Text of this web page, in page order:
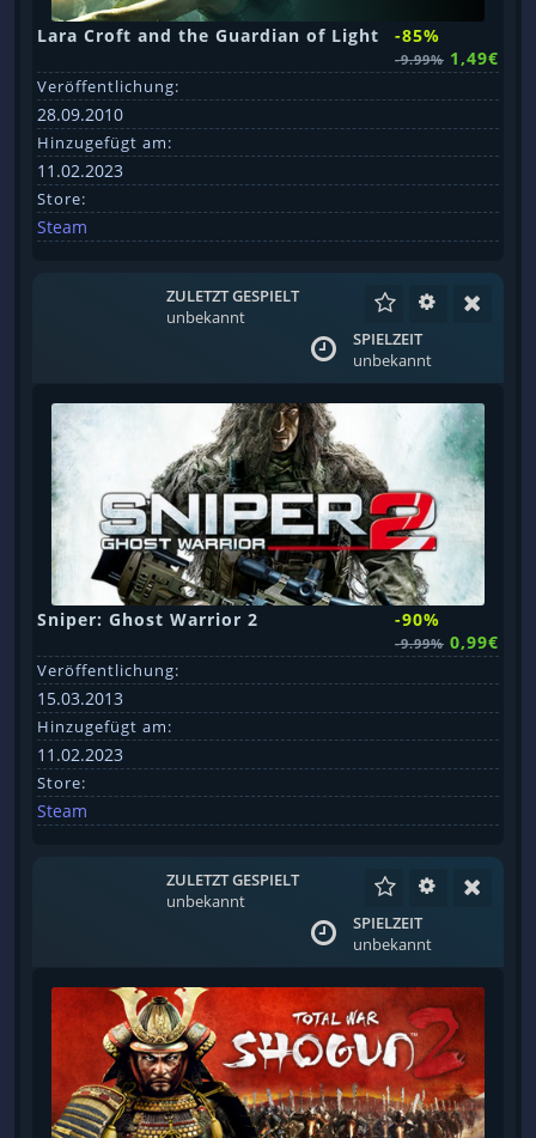
Lara Croft and the Guardian of Light -85%
-9.99% 1,49€
Veröffentlichung:
28.09.2010
Hinzugefügt am:
11.02.2023
Store:
Steam
ZULETZT GESPIELT
unbekannt
SPIELZEIT
unbekannt
Sniper: Ghost Warrior 2 -90%
-9.99% 0,99€
Veröffentlichung:
15.03.2013
Hinzugefügt am:
11.02.2023
Store:
Steam
ZULETZT GESPIELT
unbekannt
SPIELZEIT
unbekannt